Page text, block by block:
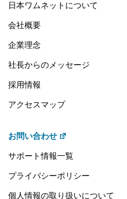
日本ワムネットについて
会社概要
企業理念
社長からのメッセージ
採用情報
アクセスマップ
お問い合わせ
サポート情報一覧
プライバシーポリシー
個人情報の取り扱いについて